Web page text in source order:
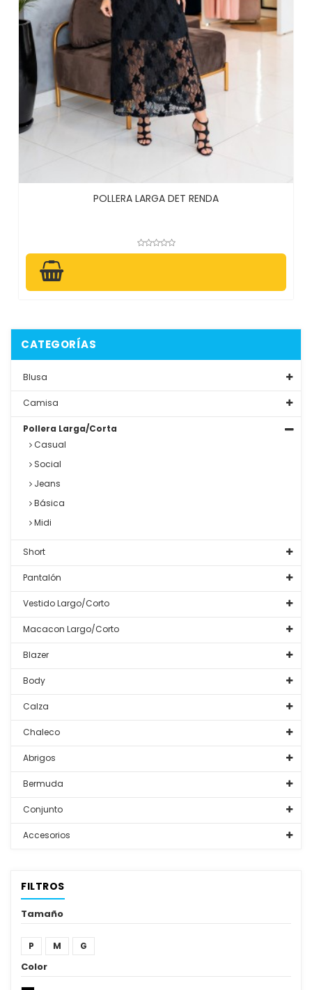
POLLERA LARGA DET RENDA
CATEGORÍAS
Blusa
Camisa
Pollera Larga/Corta
Casual
Social
Jeans
Básica
Midi
Short
Pantalón
Vestido Largo/Corto
Macacon Largo/Corto
Blazer
Body
Calza
Chaleco
Abrigos
Bermuda
Conjunto
Accesorios
FILTROS
Tamaño
P M G
Color